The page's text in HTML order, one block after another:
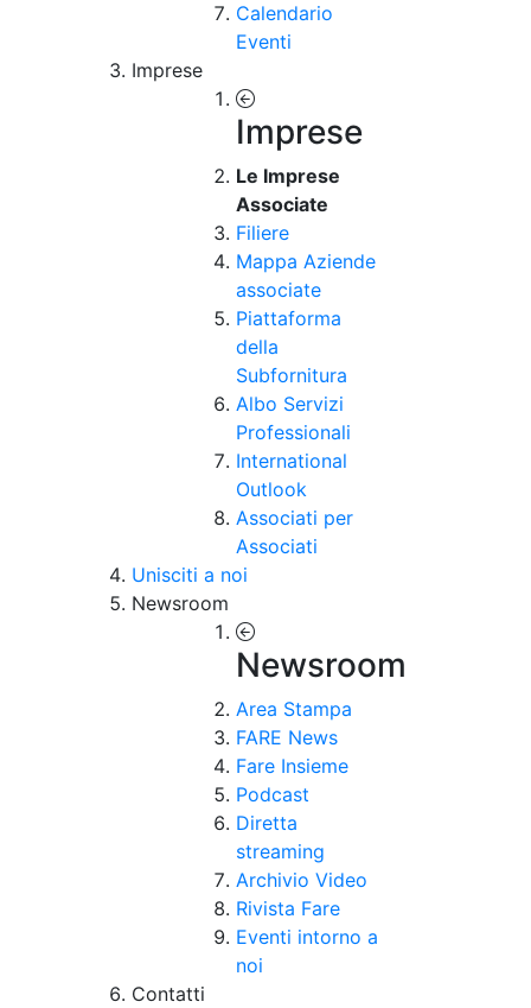
Calendario
Eventi
Imprese
Imprese
Le Imprese
Associate
Filiere
Mappa Aziende
associate
Piattaforma
della
Subfornitura
Albo Servizi
Professionali
International
Outlook
Associati per
Associati
Unisciti a noi
Newsroom
Newsroom
Area Stampa
FARE News
Fare Insieme
Podcast
Diretta
streaming
Archivio Video
Rivista Fare
Eventi intorno a
noi
Contatti